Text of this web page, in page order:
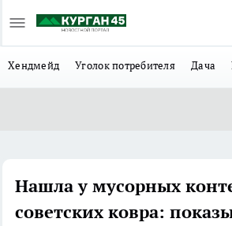
Хендмейд Уголок потребителя Дача
Нашла у мусорных
советских ковра: